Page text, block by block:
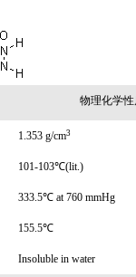
物理化学
1.353 g/cm3
101-103℃(lit.)
333.5℃ at 760 mmHg
155.5℃
Insoluble in water